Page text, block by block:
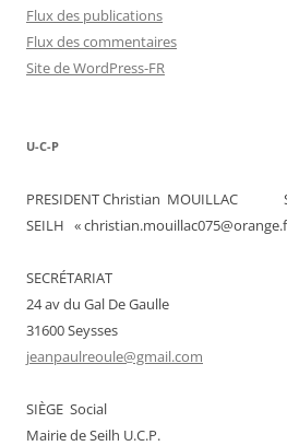
Flux des publications
Flux des commentaires
Site de WordPress-FR
U-C-P
PRESIDENT Christian MOUILLAC
SEILH «
SECRÉTARIAT
24 av du Gal De Gaulle
31600 Seysses
jeanpaulreoule@gmail.com
SIÈGE Social
Mairie de Seilh U.C.P.